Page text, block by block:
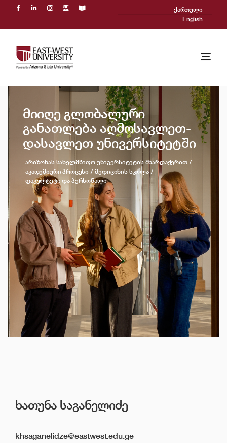
content
ქართული
English
ჩვენ შესახებ
აკადემიური პროცესი
მიღება
Powered by ASU
საერთაშორისო
სიახლეები
ელექტრონული ბიბლიოთეკა
კონტაქტი
მიიღე გლობალური
განათლება აღმოსავლეთ-
დასავლეთ უნივერსიტეტში
არიზონას სახელმწიფო უნივერსიტეტის მხარდაჭერით
აკადემიური პროცესი
მედიცინის სკოლა
ფაკულტეტი და პერსონალი
ᲮᲐᲗᲣᲜᲐ ᲡᲐᲒᲐᲜᲔᲚᲘᲫᲔ
khsaganelidze@eastwest.edu.ge